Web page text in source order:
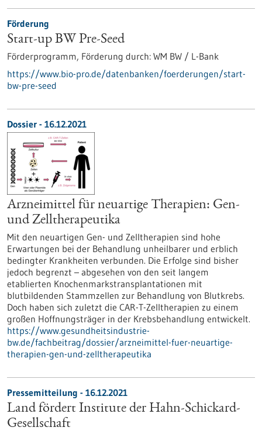
Förderung
Start-up BW Pre-Seed
Förderprogramm, Förderung durch: WM BW / L-Bank
https://www.bio-pro.de/datenbanken/foerderungen/start-
bw-pre-seed
Dossier - 16.12.2021
Arzneimittel für neuartige Therapien: Gen-
und Zelltherapeutika
Mit den neuartigen Gen- und Zelltherapien sind hohe
Erwartungen bei der Behandlung unheilbarer und erblich
bedingter Krankheiten verbunden. Die Erfolge sind bisher
jedoch begrenzt – abgesehen von den seit langem
etablierten Knochenmarkstransplantationen mit
blutbildenden Stammzellen zur Behandlung von Blutkrebs.
Doch haben sich zuletzt die CAR-T-Zelltherapien zu einem
großen Hoffnungsträger in der Krebsbehandlung entwickelt.
https://www.gesundheitsindustrie-
bw.de/fachbeitrag/dossier/arzneimittel-fuer-neuartige-
therapien-gen-und-zelltherapeutika
Pressemitteilung - 16.12.2021
Land fördert Institute der Hahn-Schickard-
Gesellschaft